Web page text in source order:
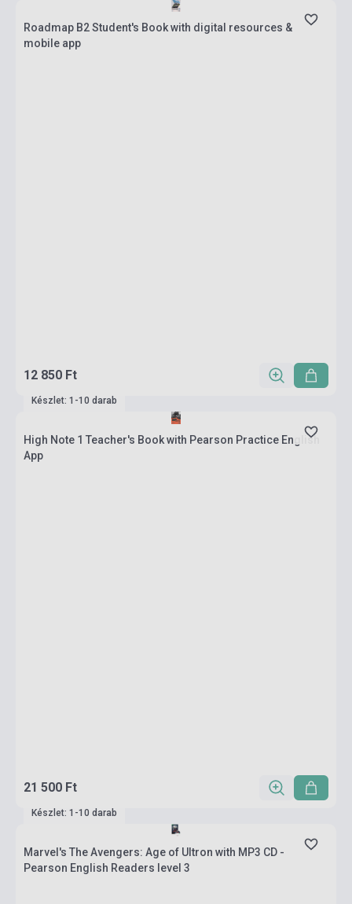
Roadmap B2 Student's Book with digital resources &
mobile app
12 850 Ft
Készlet: 1-10 darab
High Note 1 Teacher's Book with Pearson Practice English
App
21 500 Ft
Készlet: 1-10 darab
Marvel's The Avengers: Age of Ultron with MP3 CD -
Pearson English Readers level 3